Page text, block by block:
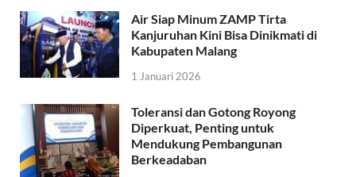
Air Siap Minum ZAMP Tirta
Kanjuruhan Kini Bisa Dinikmati di
Kabupaten Malang
1 Januari 2026
Toleransi dan Gotong Royong
Diperkuat, Penting untuk
Mendukung Pembangunan
Berkeadaban